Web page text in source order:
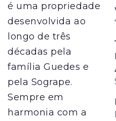
é uma propriedade
desenvolvida ao
longo de três
décadas pela
família Guedes e
pela Sogrape.
Sempre em
harmonia com a